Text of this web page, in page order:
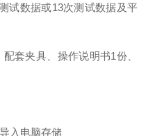
试数据或13次测试数据及平
套夹具、操作说明书1份、
入电脑存储